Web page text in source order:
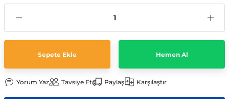
Sepete Ekle Hemen Al
Yorum Yaz Tavsiye Et Paylaş Karşılaştır